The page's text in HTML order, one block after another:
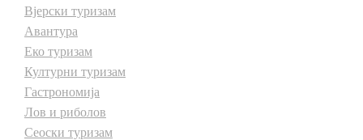
Вјерски туризам
Авантура
Еко туризам
Културни туризам
Гастрономија
Лов и риболов
Сеоски туризам